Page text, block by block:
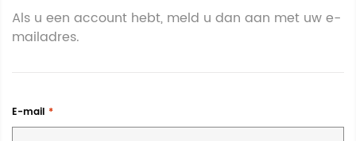
Als u een account hebt, meld u dan aan met uw e-
mailadres.
E-mail